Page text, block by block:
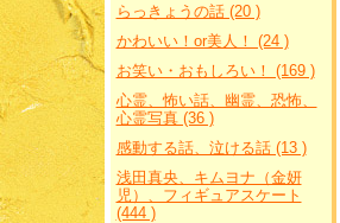
らっきょうの話 (20 )
かわいい！or美人！ (24 )
お笑い・おもしろい！ (169 )
心霊、怖い話、幽霊、恐怖、
心霊写真 (36 )
感動する話、泣ける話 (13 )
浅田真央、キムヨナ（金妍
児）、フィギュアスケート
(444 )